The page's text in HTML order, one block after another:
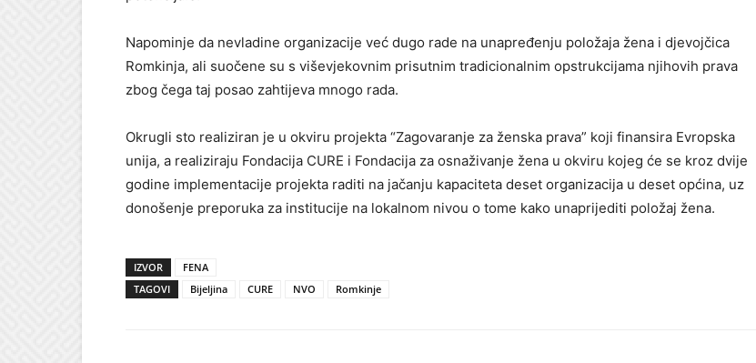
Napominje da nevladine organizacije već dugo rade na unapređenju položaja žena i djevojčica
Romkinja, ali suočene su s viševjekovnim prisutnim tradicionalnim opstrukcijama njihovih prava
zbog čega taj posao zahtijeva mnogo rada.
Okrugli sto realiziran je u okviru projekta “Zagovaranje za ženska prava” koji finansira Evropska
unija, a realiziraju Fondacija CURE i Fondacija za osnaživanje žena u okviru kojeg će se kroz dvije
godine implementacije projekta raditi na jačanju kapaciteta deset organizacija u deset općina, uz
donošenje preporuka za institucije na lokalnom nivou o tome kako unaprijediti položaj žena.
IZVOR
FENA
TAGOVI
Bijeljina CURE NVO Romkinje